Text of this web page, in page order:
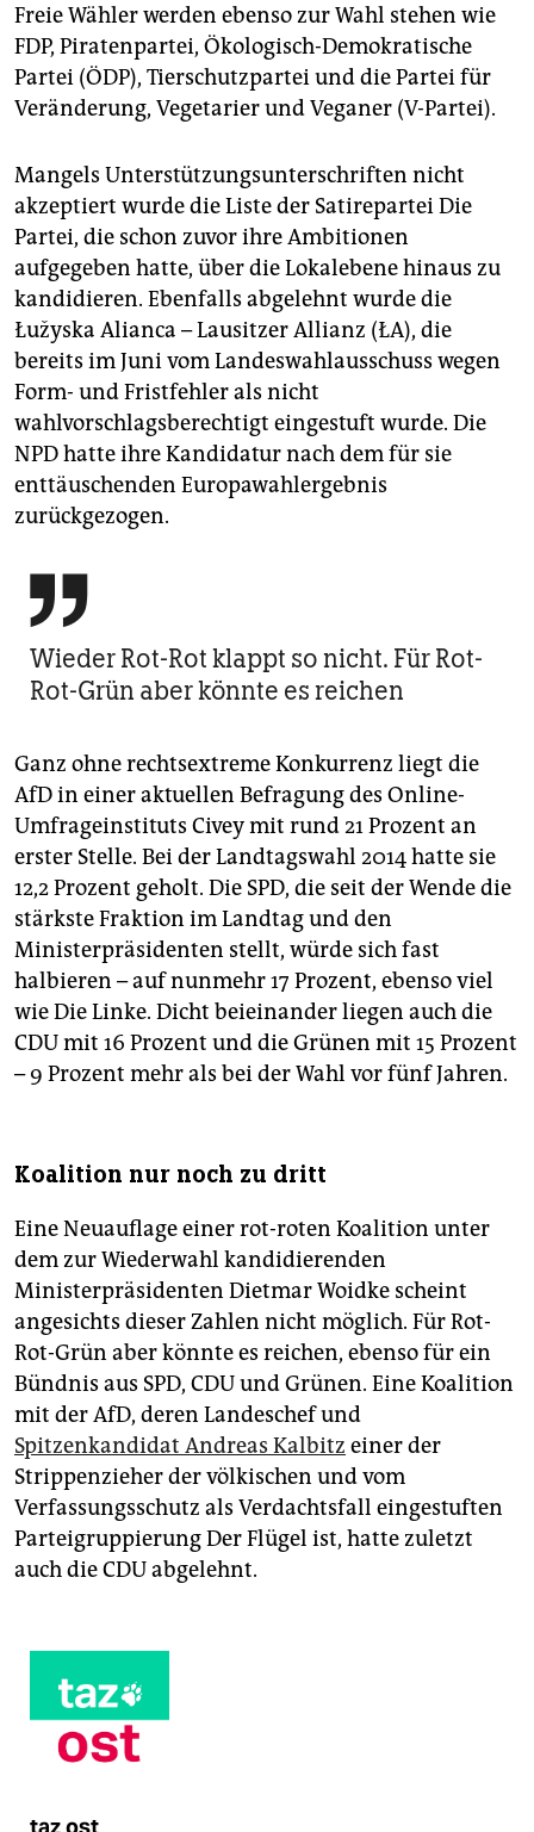
Freie Wähler werden ebenso zur Wahl stehen wie
FDP, Piratenpartei, Ökologisch-Demokratische
Partei (ÖDP), Tierschutzpartei und die Partei für
Veränderung, Vegetarier und Veganer (V-Partei).
Mangels Unterstützungsunterschriften nicht
akzeptiert wurde die Liste der Satirepartei Die
Partei, die schon zuvor ihre Ambitionen
aufgegeben hatte, über die Lokalebene hin­aus zu
kandidieren. Ebenfalls abgelehnt wurde die
Łužyska Alianca – Lausitzer Allianz (ŁA), die
bereits im Juni vom Landeswahlausschuss wegen
Form- und Fristfehler als nicht
wahlvorschlagsberechtigt eingestuft wurde. Die
NPD hatte ihre Kandidatur nach dem für sie
enttäuschenden Europawahlergebnis
zurückgezogen.

Wieder Rot-Rot klappt so nicht. Für Rot-
Rot-Grün aber könnte es reichen
Ganz ohne rechtsextreme Konkurrenz liegt die
AfD in einer aktuellen Befragung des Online-
Umfrageinstituts Civey mit rund 21 Prozent an
erster Stelle. Bei der Landtagswahl 2014 hatte sie
12,2 Prozent geholt. Die SPD, die seit der Wende die
stärkste Fraktion im Landtag und den
Ministerpräsidenten stellt, würde sich fast
halbieren – auf nunmehr 17 Prozent, ebenso viel
wie Die Linke. Dicht beieinander liegen auch die
CDU mit 16 Prozent und die Grünen mit 15 Prozent
– 9 Prozent mehr als bei der Wahl vor fünf Jahren.
Koalition nur noch zu dritt
Eine Neuauflage einer rot-roten Koalition unter
dem zur Wiederwahl kandidierenden
Ministerpräsidenten Dietmar Woidke scheint
angesichts dieser Zahlen nicht möglich. Für Rot-
Rot-Grün aber könnte es reichen, ebenso für ein
Bündnis aus SPD, CDU und Grünen. Eine Koalition
mit der AfD, deren Landeschef und
Spitzenkandidat Andreas Kalbitz einer der
Strippenzieher der völkischen und vom
Verfassungsschutz als Verdachtsfall eingestuften
Parteigruppierung Der Flügel ist, hatte zuletzt
auch die CDU abgelehnt.